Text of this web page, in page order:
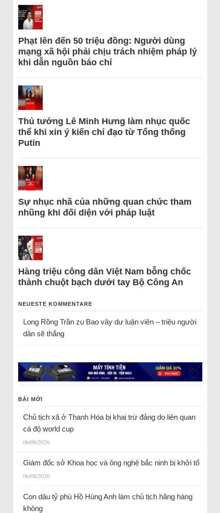
Phạt lên đến 50 triệu đồng: Người dùng
mạng xã hội phải chịu trách nhiệm pháp lý
khi dẫn nguồn báo chí
Thủ tướng Lê Minh Hưng làm nhục quốc
thể khi xin ý kiến chỉ đạo từ Tổng thống
Putin
Sự nhục nhã của những quan chức tham
nhũng khi đối diện với pháp luật
Hàng triệu công dân Việt Nam bỗng chốc
thành chuột bạch dưới tay Bộ Công An
NEUESTE KOMMENTARE
Long Rồng Trầnzu Bao vây dư luận viên – triệu người
dân sẽ thắng
BÀI MỚI
Chủ tịch xã ở Thanh Hóa bị khai trừ đảng do liên quan
cá độ world cup
06/08/2026
Giám đốc sở Khoa học và ông nghệ bắc ninh bị khởi tố
06/08/2026
Con dâu tỷ phú Hồ Hùng Anh làm chủ tịch hãng hàng
không